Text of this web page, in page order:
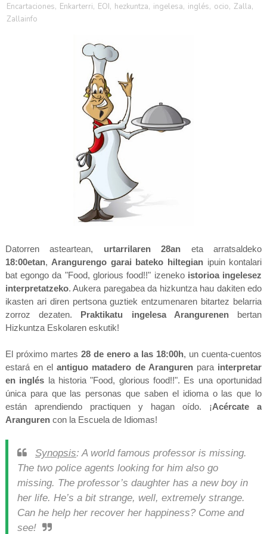
Encartaciones, Enkarterri, EOI, hezkuntza, ingelesa, inglés, ocio, Zalla,
Zallainfo
Datorren asteartean, urtarrilaren 28an eta arratsaldeko
18:00etan, Arangurengo garai bateko hiltegian ipuin kontalari
bat egongo da "Food, glorious food!!" izeneko istorioa ingelesez
interpretatzeko. Aukera paregabea da hizkuntza hau dakiten edo
ikasten ari diren pertsona guztiek entzumenaren bitartez belarria
zorroz dezaten. Praktikatu ingelesa Arangurenenbertan
Hizkuntza Eskolaren eskutik!
El próximo martes 28 de enero a las 18:00h, un cuenta-cuentos
estará en elantiguo matadero de Arangurenpara interpretar
en inglés la historia "Food, glorious food!!". Es una oportunidad
única para que las personas que saben el idioma o las que lo
están aprendiendo practiquen y hagan oído. ¡Acércate a
Arangurencon la Escuela de Idiomas!
Synopsis: A world famous professor is missing.
The two police agents looking for him also go
missing. The professor’s daughter has a new boy in
her life. He’s a bit strange, well, extremely strange.
Can he help her recover her happiness? Come and
see!